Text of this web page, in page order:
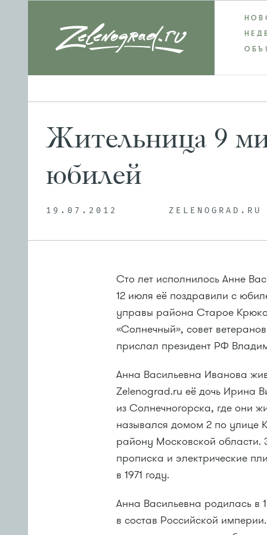
Жительница 9
юбилей
19.07.2012 ZELENOGRAD.RU
Сто лет исполнилось Анне
12 июля её поздравили с
управы района Старое
«Солнечный», совет
прислал президент РФ
Анна Васильевна Иванова
Zelenograd.ru её дочь Ирина
из Солнечногорска, где они
назывался домом 2 по улице
району Московской области.
прописка и электрические
в 1971 году.
Анна Васильевна родилась в
в состав Российской